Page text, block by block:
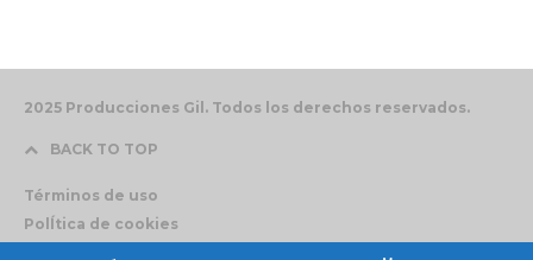
2025 Producciones Gil. Todos los derechos reservados.
BACK TO TOP
Términos de uso
PolÍtica de cookies